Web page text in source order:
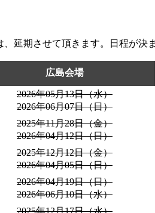
延期させて頂きます。日程が決
広島会場
2026年05月13日（水）
2026年06月07日（日）
2025年11月28日（金）
2026年04月12日（日）
2025年12月12日（金）
2026年04月05日（日）
2026年04月19日（日）
2026年06月10日（水）
2025年12月17日（水）